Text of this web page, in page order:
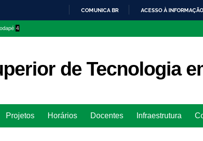
O
COMUNICA BR ACESSO À INFORMAÇÃO
4
de Tecnologia
para
Projetos Horários Docentes Infraestrutura